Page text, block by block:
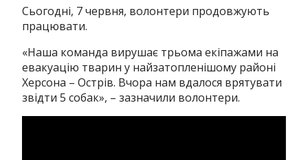
Сьогодні, 7 червня, волонтери продовжують
працювати.
«Наша команда вирушає трьома екіпажами на
евакуацію тварин у найзатопленішому районі
Херсона – Острів. Вчора нам вдалося врятувати
звідти 5 собак», – зазначили волонтери.